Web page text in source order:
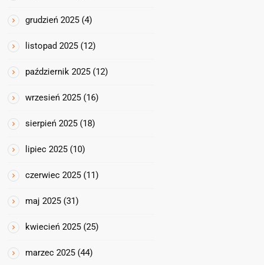
grudzień 2025 (4)
listopad 2025 (12)
październik 2025 (12)
wrzesień 2025 (16)
sierpień 2025 (18)
lipiec 2025 (10)
czerwiec 2025 (11)
maj 2025 (31)
kwiecień 2025 (25)
marzec 2025 (44)